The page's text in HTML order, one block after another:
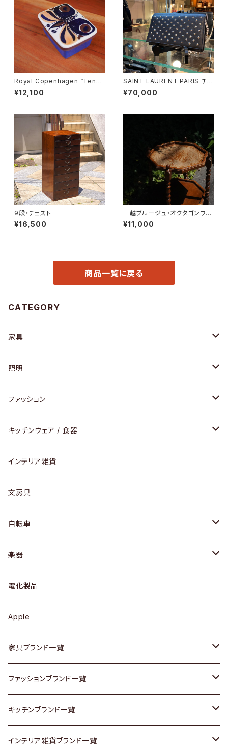
Royal Copenhagen “Tener
a” Butter Case
¥12,100
SAINT LAURENT PARIS チェ
ーンショルダーウォレット
¥70,000
9段・チェスト
¥16,500
三越ブルージュ・オクタゴンワゴ
ン
¥11,000
商品一覧に戻る
CATEGORY
家具
ソファ / ベンチ
チェア / スツール
ダイニングセット / ダイニングテーブル
ローテーブル / サイドテーブル
デスク / コンソール
ドレッサー
シェルフ
キュリオケース / 飾り棚
カップボード / 食器棚
チェスト
その他家具
Vintageヴィンテージ / Antiqueアンティーク
Designers / デザイナーズ
照明
ペンダントライト
テーブルランプ / デスクスタンド
フロアライト
ファッション
アクセサリー
リング
ピアス / イヤリング
財布
バッグ
アウター
トップス
ワンピース
ボトムス
靴
スカーフ
腕時計
Vintage / ヴィンテージ
キッチンウェア / 食器
グラス / タンブラー
カップ / マグ
プレート / ボウル
カトラリー
ケトル / ティーポット
鍋 / フライパン
Vintage / ヴィンテージ
銀製品
和物 / 作家物
その他キッチン雑貨
インテリア雑貨
文房具
自転車
dahon
楽器
ギター
ベース
その他楽器
電化製品
Apple
家具ブランド一覧
ACME Furniture / アクメ ファニチャー
ACTUS / アクタス
arflex / アルフレックス
ファッションブランド一覧
agnes b / アニエス ベー
BALLY / バリー
キッチンブランド一覧
ARABIA / アラビア
インテリア雑貨ブランド一覧